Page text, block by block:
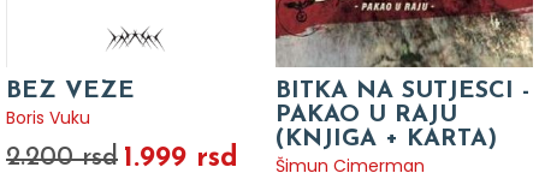
BEZ VEZE
Boris Vuku
2.200 rsd 1.999 rsd
BITKA NA SUTJESCI -
PAKAO U RAJU
(KNJIGA + KARTA)
Šimun Cimerman